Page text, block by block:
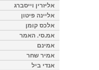
אליזרין וייסברג
אליינה פיטון
אלכס קומן
אמ.סי. האמר
אמינם
אמיר שחר
אנדי ביל